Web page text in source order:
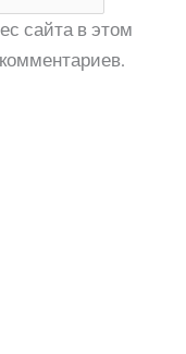
сайта в этом